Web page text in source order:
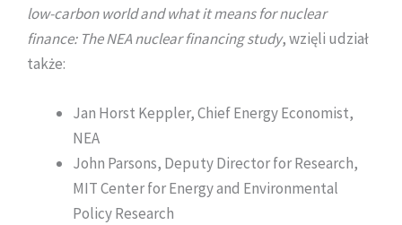
low-carbon world and what it means for nuclear
finance: The NEA nuclear financing study, wzięli udział
także:
Jan Horst Keppler, Chief Energy Economist,
NEA
John Parsons, Deputy Director for Research,
MIT Center for Energy and Environmental
Policy Research